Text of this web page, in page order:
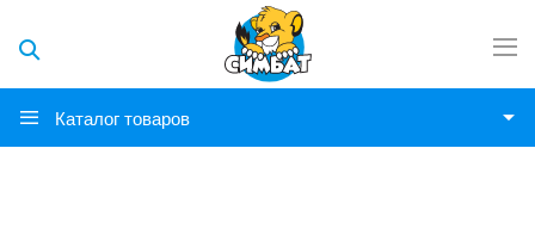
Каталог товаров